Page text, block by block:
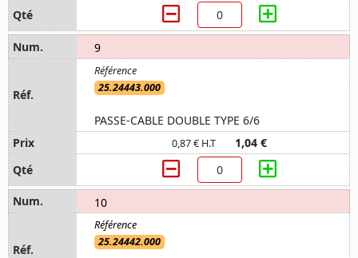
9
25.24443.000
PASSE-CABLE DOUBLE TYPE 6/6
0,87 € H.T 1,04 €
10
25.24442.000